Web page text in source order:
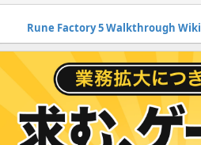
Rune Factory 5 Walkthrough Wiki